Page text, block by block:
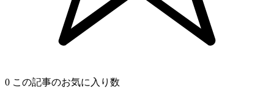
0 この記事のお気に入り数